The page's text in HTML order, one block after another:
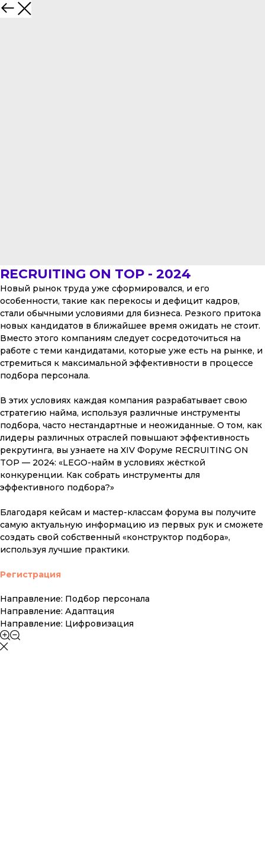
RECRUITING ON TOP - 2024
Новый рынок труда уже сформировался, и его
особенности, такие как перекосы и дефицит кадров,
стали обычными условиями для бизнеса. Резкого притока
новых кандидатов в ближайшее время ожидать не стоит.
Вместо этого компаниям следует сосредоточиться на
работе с теми кандидатами, которые уже есть на рынке, и
стремиться к максимальной эффективности в процессе
подбора персонала.
В этих условиях каждая компания разрабатывает свою
стратегию найма, используя различные инструменты
подбора, часто нестандартные и неожиданные. О том, как
лидеры различных отраслей повышают эффективность
рекрутинга, вы узнаете на XIV Форуме RECRUITING ON
TOP — 2024: «LEGO-найм в условиях жёсткой
конкуренции. Как собрать инструменты для
эффективного подбора?»
Благодаря кейсам и мастер-классам форума вы получите
самую актуальную информацию из первых рук и сможете
создать свой собственный «конструктор подбора»,
используя лучшие практики.
Регистрация
Направление: Подбор персонала
Направление: Адаптация
Направление: Цифровизация